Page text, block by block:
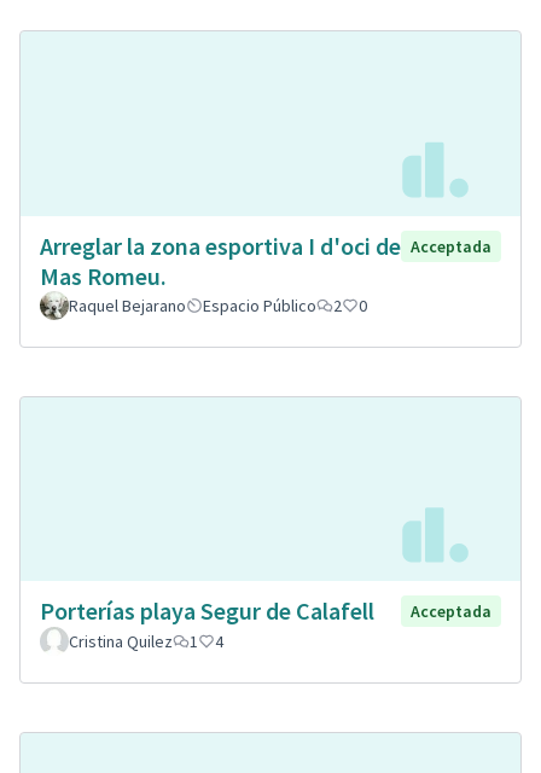
Arreglar la zona esportiva I d'oci de
Mas Romeu.
Acceptada
Raquel Bejarano Espacio Público 2 0
Porterías playa Segur de Calafell
Acceptada
Cristina Quilez
1 4